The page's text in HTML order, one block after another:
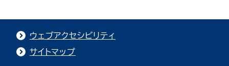
ウェブアクセシビリティ
サイトマップ